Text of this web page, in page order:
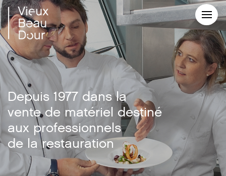
Depuis 1977 dans la
vente de matériel destiné
aux professionnels
de la restauration